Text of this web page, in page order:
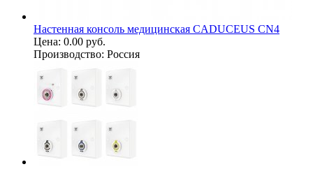
Настенная консоль медицинская CADUCEUS CN4
Цена: 0.00 руб.
Производство: Россия